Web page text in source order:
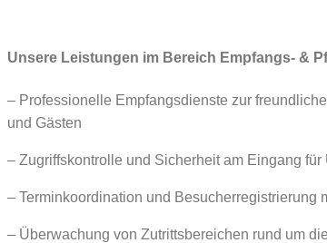
Unsere Leistungen im Bereich Empfangs- &
– Professionelle Empfangsdienste zur
und Gästen
– Zugriffskontrolle und Sicherheit am Eingang
– Terminkoordination und Besucherregistrierung
– Überwachung von Zutrittsbereichen rund um